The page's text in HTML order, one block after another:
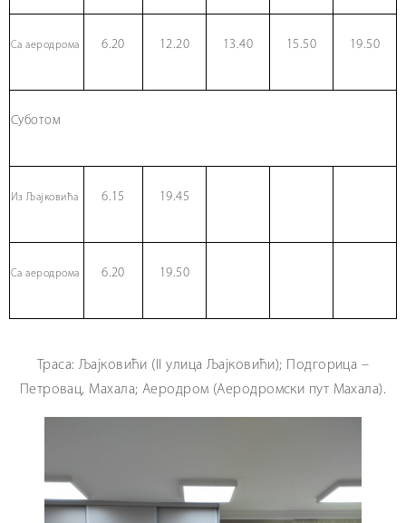
Са аеродрома 6.20 12.20 13.40 15.50 19.50
Суботом
Из Љајковића 6.15 19.45
Са аеродрома 6.20 19.50
Траса: Љајковићи (II улица Љајковићи); Подгорица –
Петровац, Махала; Аеродром (Аеродромски пут Махала).